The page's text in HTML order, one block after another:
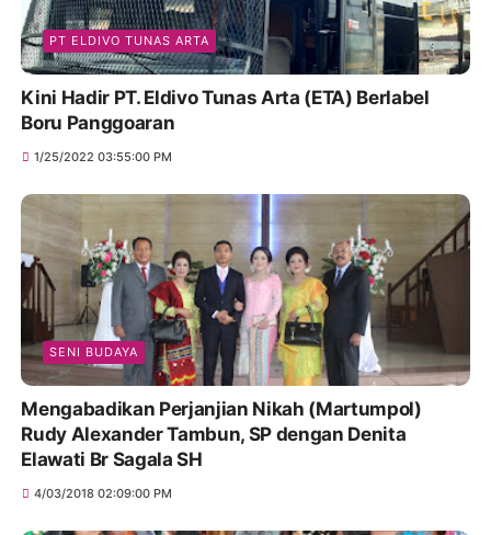
PT ELDIVO TUNAS ARTA
Kini Hadir PT. Eldivo Tunas Arta (ETA) Berlabel
Boru Panggoaran
1/25/2022 03:55:00 PM
SENI BUDAYA
Mengabadikan Perjanjian Nikah (Martumpol)
Rudy Alexander Tambun, SP dengan Denita
Elawati Br Sagala SH
4/03/2018 02:09:00 PM